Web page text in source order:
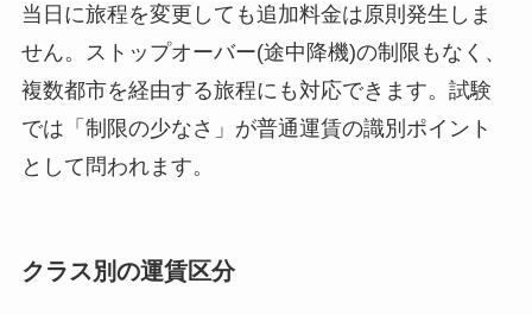
当日に旅程を変更しても追加料金は原則発生しま
せん。ストップオーバー(途中降機)の制限もなく、
複数都市を経由する旅程にも対応できます。試験
では「制限の少なさ」が普通運賃の識別ポイント
として問われます。
クラス別の運賃区分